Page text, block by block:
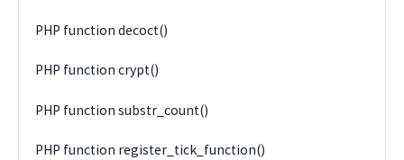
PHP function decoct()
PHP function crypt()
PHP function substr_count()
PHP function register_tick_function()